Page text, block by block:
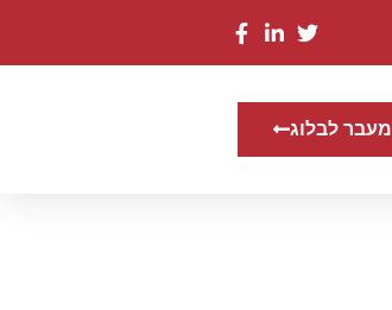
מעבר לבלוג